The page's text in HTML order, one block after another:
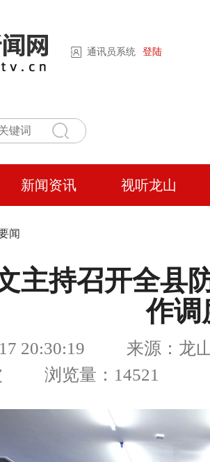
通讯员系统 登陆
新闻资讯 视听龙山
闻
主持召开全县
作调
17 20:30:19 来源：龙山
浏览量：14521